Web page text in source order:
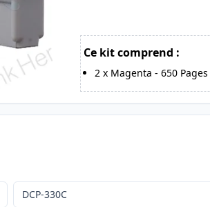
Ce kit comprend :
2x Magenta - 650 Pages
DCP-330C